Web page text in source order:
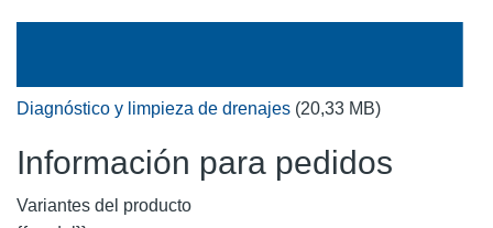
Diagnóstico y limpieza de drenajes (20,33 MB)
Información para pedidos
Variantes del producto